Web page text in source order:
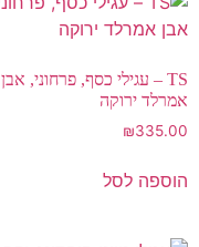
TS – עגילי כסף, פרחוני, אבן
אמרלד ירוקה
₪335.00
הוספה לסל